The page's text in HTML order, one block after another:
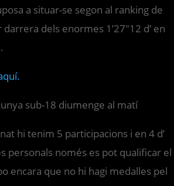
a situar-se segon al ranking de
dels enormes 1’27″12 d’ en
sub-18 diumenge al matí
hi tenim 5 participacions i en 4 d’
personals només es pot qualificar el
encara que no hi hagi medalles pel